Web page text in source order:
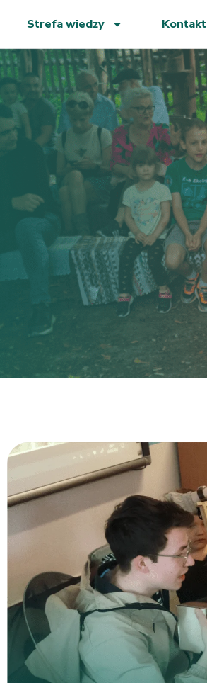
Strefa wiedzy Kontakt